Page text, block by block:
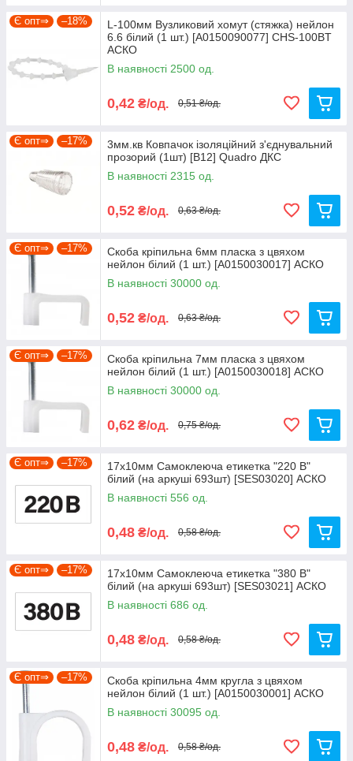
Є опт⇒ –18%
L-100мм Вузликовий хомут (стяжка) нейлон
6.6 білий (1 шт.) [A0150090077] CHS-100BT
АСКО
В наявності 2500 од.
0,42 ₴/од. 0,51 ₴/од.
Є опт⇒ –17%
3мм.кв Ковпачок ізоляційний з'єднувальний
прозорий (1шт) [B12] Quadro ДКС
В наявності 2315 од.
0,52 ₴/од. 0,63 ₴/од.
Є опт⇒ –17%
Скоба кріпильна 6мм пласка з цвяхом
нейлон білий (1 шт.) [A0150030017] АСКО
В наявності 30000 од.
0,52 ₴/од. 0,63 ₴/од.
Є опт⇒ –17%
Скоба кріпильна 7мм пласка з цвяхом
нейлон білий (1 шт.) [A0150030018] АСКО
В наявності 30000 од.
0,62 ₴/од. 0,75 ₴/од.
Є опт⇒ –17%
17х10мм Самоклеюча етикетка "220 В"
білий (на аркуші 693шт) [SES03020] АСКО
В наявності 556 од.
0,48 ₴/од. 0,58 ₴/од.
Є опт⇒ –17%
17х10мм Самоклеюча етикетка "380 В"
білий (на аркуші 693шт) [SES03021] АСКО
В наявності 686 од.
0,48 ₴/од. 0,58 ₴/од.
Є опт⇒ –17%
Скоба кріпильна 4мм кругла з цвяхом
нейлон білий (1 шт.) [A0150030001] АСКО
В наявності 30095 од.
0,48 ₴/од. 0,58 ₴/од.